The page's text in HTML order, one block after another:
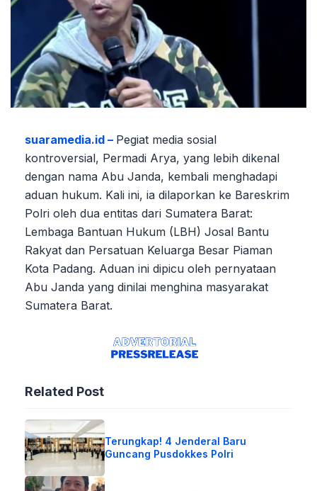
suaramedia.id – Pegiat media sosial
kontroversial, Permadi Arya, yang lebih dikenal
dengan nama Abu Janda, kembali menghadapi
aduan hukum. Kali ini, ia dilaporkan ke Bareskrim
Polri oleh dua entitas dari Sumatera Barat:
Lembaga Bantuan Hukum (LBH) Josal Bantu
Rakyat dan Persatuan Keluarga Besar Piaman
Kota Padang. Aduan ini dipicu oleh pernyataan
Abu Janda yang dinilai menghina masyarakat
Sumatera Barat.
Related Post
Terungkap! 4 Jenderal Baru
Guncang Pusdokkes Polri